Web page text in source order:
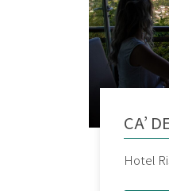
CA’
Hotel